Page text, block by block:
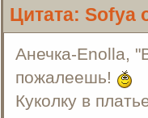
Цитата: Sofya
Анечка-Enolla,
пожалеешь!
Куколку в